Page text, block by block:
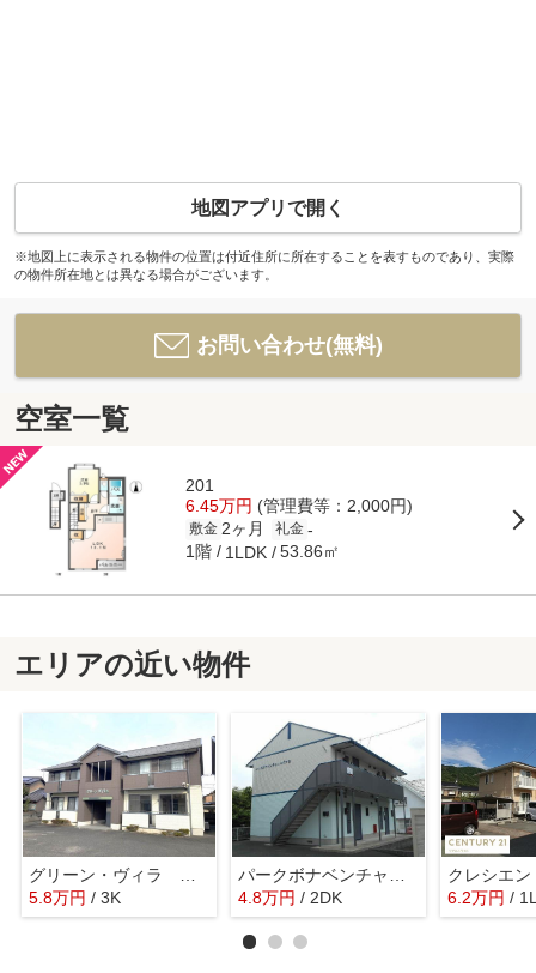
地図アプリで開く
※地図上に表示される物件の位置は付近住所に所在することを表すものであり、実際
の物件所在地とは異なる場合がございます。
お問い合わせ(無料)
空室一覧
201
6.45万円 (管理費等：2,000円)
敷金 2ヶ月 礼金 -
1階 1LDK 53.86㎡
エリアの近い物件
5.8万円 / 3K
4.8万円 / 2DK
クレシエ
6.2万円 /